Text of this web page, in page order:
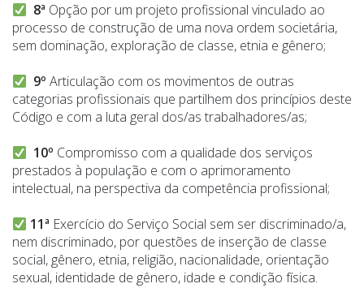
8ª Opção por um projeto profissional vinculado ao
processo de construção de uma nova ordem societária,
sem dominação, exploração de classe, etnia e gênero;
9º Articulação com os movimentos de outras
categorias profissionais que partilhem dos princípios deste
Código e com a luta geral dos/as trabalhadores/as;
10º Compromisso com a qualidade dos serviços
prestados à população e com o aprimoramento
intelectual, na perspectiva da competência profissional;
11ª Exercício do Serviço Social sem ser discriminado/a,
nem discriminado, por questões de inserção de classe
social, gênero, etnia, religião, nacionalidade, orientação
sexual, identidade de gênero, idade e condição física.